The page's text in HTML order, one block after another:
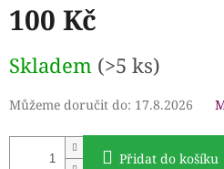
100 Kč
cena:
Skladem (>5 ks)
Můžeme doručit do: 17.8.2026
Přidat do košíku